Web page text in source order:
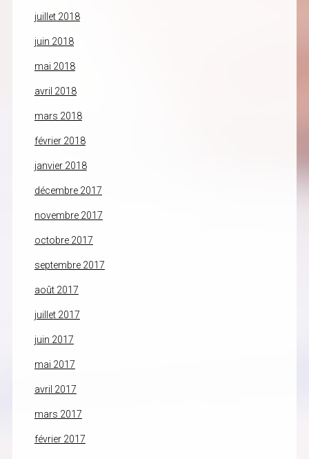
juillet 2018
juin 2018
mai 2018
avril 2018
mars 2018
février 2018
janvier 2018
décembre 2017
novembre 2017
octobre 2017
septembre 2017
août 2017
juillet 2017
juin 2017
mai 2017
avril 2017
mars 2017
février 2017